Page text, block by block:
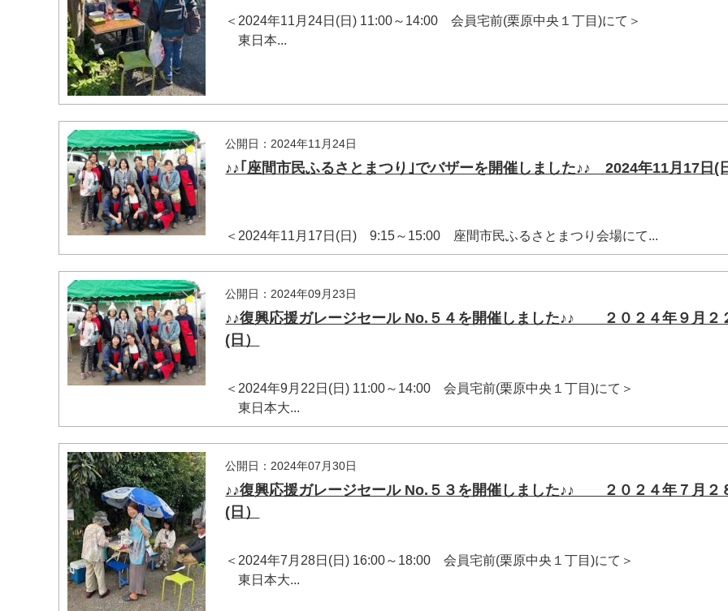
＜2024年11月24日(日) 11:00～14:00 会員宅前(栗原中央１丁目)にて＞
東日本...
公開日：2024年11月24日
♪♪｢座間市民ふるさとまつり｣でバザーを開催しました♪♪ 2024年11月17日(
＜2024年11月17日(日) 9:15～15:00 座間市民ふるさとまつり会場にて...
公開日：2024年09月23日
♪♪復興応援ガレージセール No.５４を開催しました♪♪ ２０２４年９月２
(日）
＜2024年9月22日(日) 11:00～14:00 会員宅前(栗原中央１丁目)にて＞
東日本大...
公開日：2024年07月30日
♪♪復興応援ガレージセール No.５３を開催しました♪♪ ２０２４年７月２
(日）
＜2024年7月28日(日) 16:00～18:00 会員宅前(栗原中央１丁目)にて＞
東日本大...